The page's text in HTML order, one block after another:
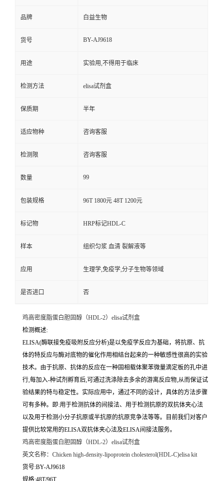
品牌 白益生物
货号 BY-AJ9618
用途 实验用,不得用于临床
检测方法 elisa试剂盒
保质期 半年
适应物种 咨询客服
检测限 咨询客服
数量 99
包装规格 96T 1800元 48T 1200元
标记物 HRP标记HDL-C
样本 组织匀浆 血清 裂解液等
应用 生理学,免疫学,分子生物等领域
是否进口 否
鸡高密度脂蛋白胆固醇（HDL-2）elisa试剂盒
检测概述:
ELISA(酶联接免疫吸附反应分析)是以免疫学反应为基础，将抗原、抗
体的特反应与酶对底物的催化作用相结台起来的一种敏感性很高的实验
技术。由于抗原、抗体的反应在一种固相载体聚苯微量滴定板的孔中进
行,每加入-种试剂孵育后,可通过洗涤除去多余的游离反应物,从而保证试
验结果的特与稳定性。实际应用中，通过不同的设计，具体的方法步骤
可有多种。即:用于检测抗体的间接法、用于检测抗原的双抗体夹心法
以及用于检测小分子抗原或半抗原的抗原竞争法等等。目前我们对客户
提供比较常用的ELISA双抗体夹心法及ELISA间接法服务。
鸡高密度脂蛋白胆固醇（HDL-2）elisa试剂盒
英文名称： Chicken high-density-lipoprotein cholesterol(HDL-C)elisa kit
货号:BY-AJ9618